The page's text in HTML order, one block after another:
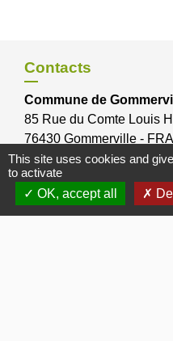
Contacts
Commune de
85 Rue du Comte Louis
76430 Gommerville -
This site uses cookies and
to activate
OK, accept all